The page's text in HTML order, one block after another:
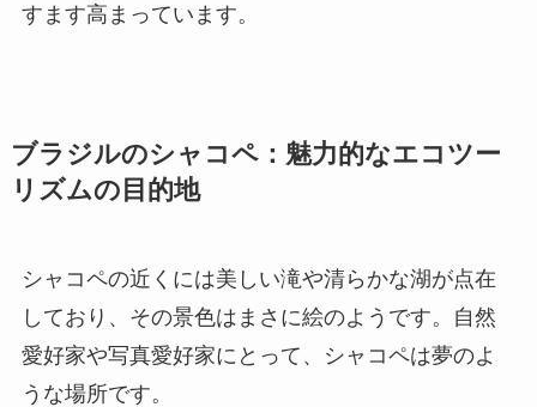
すます高まっています。
ブラジルのシャコペ：魅力的なエコツー
リズムの目的地
シャコペの近くには美しい滝や清らかな湖が点在
しており、その景色はまさに絵のようです。自然
愛好家や写真愛好家にとって、シャコペは夢のよ
うな場所です。